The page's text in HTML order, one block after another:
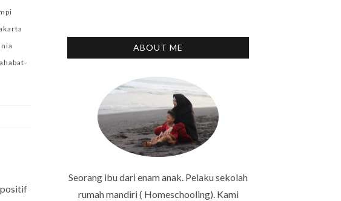
positif
ABOUT ME
Seorang ibu dari enam anak. Pelaku sekolah
rumah mandiri ( Homeschooling). Kami